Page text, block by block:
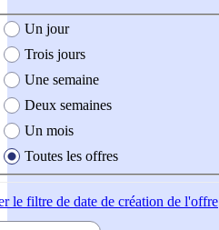
création de l'offre
Un jour
Trois jours
Une semaine
Deux semaines
Un mois
Toutes les offres
le filtre de date de création de l'offre